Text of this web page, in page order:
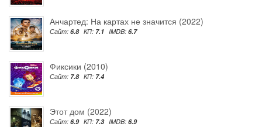
Анчартед: На картах не значится (2022)
Сайт: 6.8 КП: 7.1 IMDB: 6.7
Фиксики (2010)
Сайт: 7.8 КП: 7.4
Этот дом (2022)
Сайт: 6.9 КП: 7.3 IMDB: 6.9